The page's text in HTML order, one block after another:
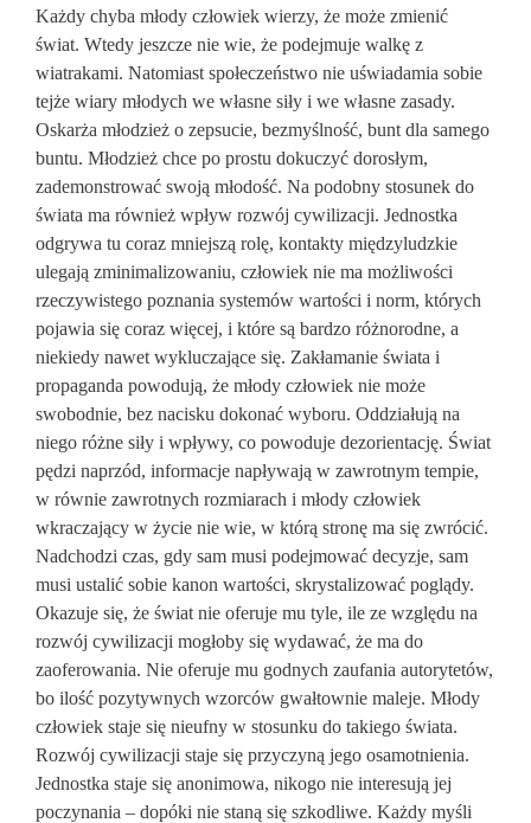
Każdy chyba młody człowiek wierzy, że może zmienić
świat. Wtedy jeszcze nie wie, że podejmuje walkę z
wiatrakami. Natomiast społeczeństwo nie uświadamia sobie
tejże wiary młodych we własne siły i we własne zasady.
Oskarża młodzież o zepsucie, bezmyślność, bunt dla samego
buntu. Młodzież chce po prostu dokuczyć dorosłym,
zademonstrować swoją młodość. Na podobny stosunek do
świata ma również wpływ rozwój cywilizacji. Jednostka
odgrywa tu coraz mniejszą rolę, kontakty międzyludzkie
ulegają zminimalizowaniu, człowiek nie ma możliwości
rzeczywistego poznania systemów wartości i norm, których
pojawia się coraz więcej, i które są bardzo różnorodne, a
niekiedy nawet wykluczające się. Zakłamanie świata i
propaganda powodują, że młody człowiek nie może
swobodnie, bez nacisku dokonać wyboru. Oddziałują na
niego różne siły i wpływy, co powoduje dezorientację. Świat
pędzi naprzód, informacje napływają w zawrotnym tempie,
w równie zawrotnych rozmiarach i młody człowiek
wkraczający w życie nie wie, w którą stronę ma się zwrócić.
Nadchodzi czas, gdy sam musi podejmować decyzje, sam
musi ustalić sobie kanon wartości, skrystalizować poglądy.
Okazuje się, że świat nie oferuje mu tyle, ile ze względu na
rozwój cywilizacji mogłoby się wydawać, że ma do
zaoferowania. Nie oferuje mu godnych zaufania autorytetów,
bo ilość pozytywnych wzorców gwałtownie maleje. Młody
człowiek staje się nieufny w stosunku do takiego świata.
Rozwój cywilizacji staje się przyczyną jego osamotnienia.
Jednostka staje się anonimowa, nikogo nie interesują jej
poczynania – dopóki nie staną się szkodliwe. Każdy myśli